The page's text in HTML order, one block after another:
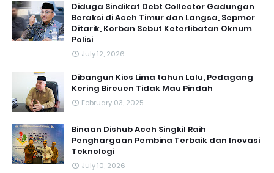
Diduga Sindikat Debt Collector Gadungan
Beraksi di Aceh Timur dan Langsa, Sepmor
Ditarik, Korban Sebut Keterlibatan Oknum
Polisi
July 12, 2026
Dibangun Kios Lima tahun Lalu, Pedagang
Kering Bireuen Tidak Mau Pindah
February 03, 2025
Binaan Dishub Aceh Singkil Raih
Penghargaan Pembina Terbaik dan Inovasi
Teknologi
July 10, 2026